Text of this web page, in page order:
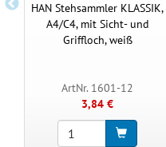
HAN Stehsammler KLASSIK,
A4/C4, mit Sicht- und
Griffloch, weiß
ArtNr. 1601-12
3,84 €